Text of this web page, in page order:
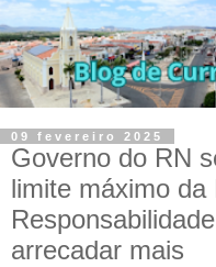
09 fevereiro 2025
Governo do RN
limite máximo da
arrecadar mais